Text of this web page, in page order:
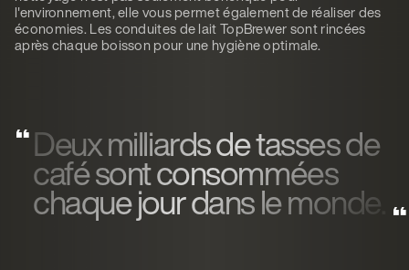
l'environnement, elle vous permet également de réaliser des
économies. Les conduites de lait TopBrewer sont rincées
après chaque boisson pour une hygiène optimale.
Deux milliards de tasses de
café sont consommées
chaque jour dans le monde.